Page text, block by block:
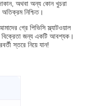
অথবা অন্য কোন খুচরা
নিশ্চিত।
গ্রে পিভিসি স্ল্যাটওয়াল
বিক্রেতা জন্য একটি আবশ্যক।
স্তরে নিয়ে যান!